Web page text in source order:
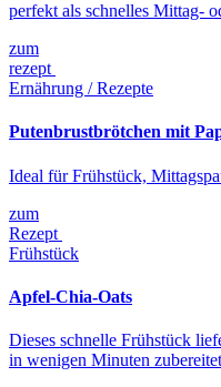
perfekt als schnelles Mittag-
zum
rezept
Ernährung / Rezepte
Putenbrustbrötchen mit
Ideal für Frühstück,
zum
Rezept
Frühstück
Apfel-Chia-Oats
Dieses schnelle Frühstück
in wenigen Minuten